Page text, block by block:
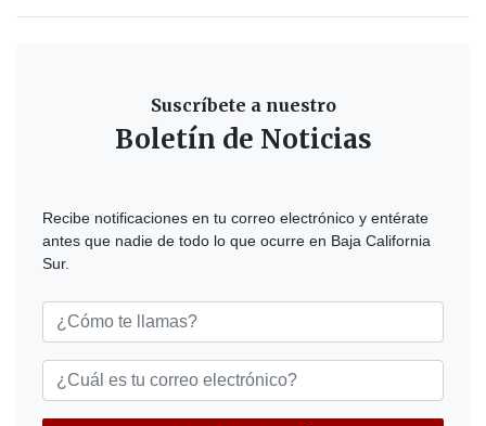
Suscríbete a nuestro
Boletín de Noticias
Recibe notificaciones en tu correo electrónico y entérate
antes que nadie de todo lo que ocurre en Baja California
Sur.